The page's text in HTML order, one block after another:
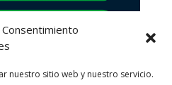
nuestro sitio web y nuestro servicio.